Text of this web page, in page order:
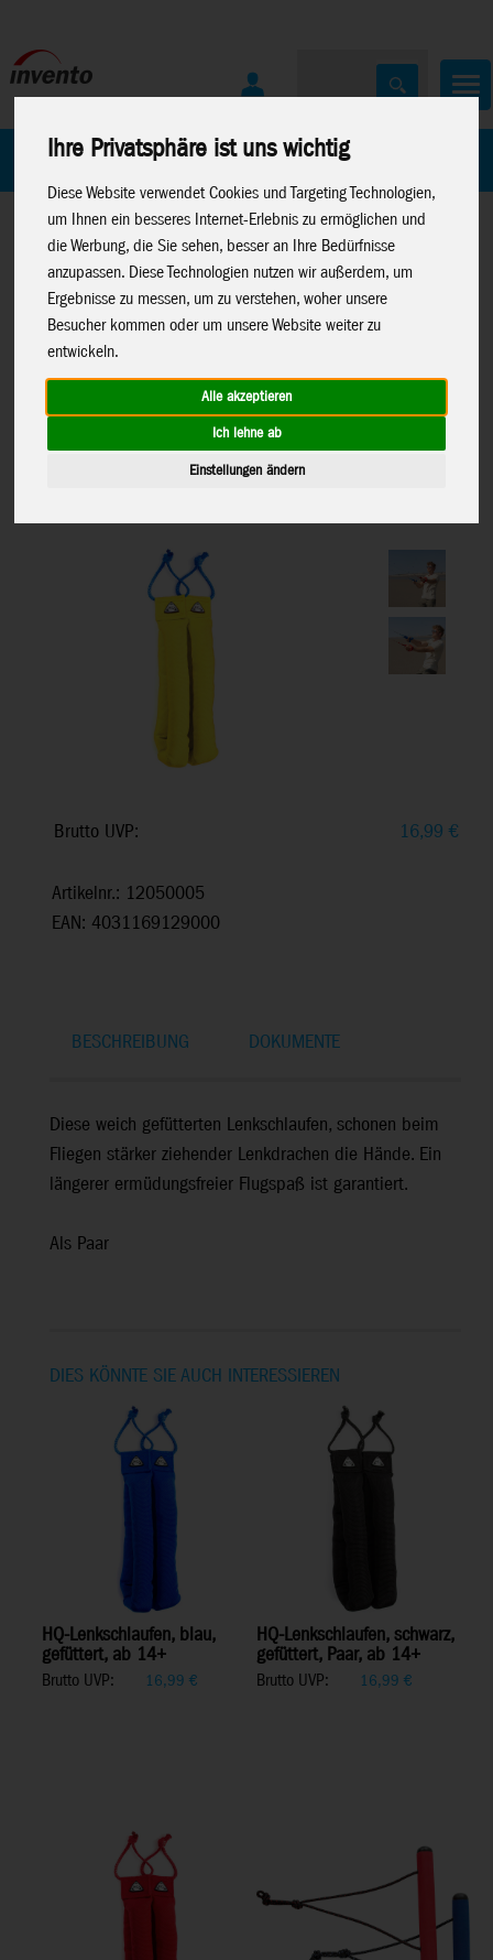
Ihre Privatsphäre ist uns wichtig
Diese Website verwendet Cookies und Targeting Technologien,
um Ihnen ein besseres Internet-Erlebnis zu ermöglichen und
die Werbung, die Sie sehen, besser an Ihre Bedürfnisse
anzupassen. Diese Technologien nutzen wir außerdem, um
Ergebnisse zu messen, um zu verstehen, woher unsere
Besucher kommen oder um unsere Website weiter zu
entwickeln.
Alle akzeptieren
Ich lehne ab
Einstellungen ändern
Home Marken
Home>Drachen
HQ-Lenkschlaufen, gelb, gefüttert, für
Brutto UVP: 16,99 €
Artikelnr.: 12050005
EAN: 4031169129000
BESCHREIBUNG DOKUMENTE
Diese weich gefütterten Lenkschlaufen, schonen beim
Fliegen stärker ziehender Lenkdrachen die Hände. Ein
längerer ermüdungsfreier Flugspaß ist garantiert.
Als Paar
DIES KÖNNTE SIE AUCH INTERESSIEREN
HQ-Lenkschlaufen, blau,
gefüttert, ab 14+
Brutto UVP: 16,99 €
HQ-Lenkschlaufen, schwarz,
gefüttert, Paar, ab 14+
Brutto UVP: 16,99 €